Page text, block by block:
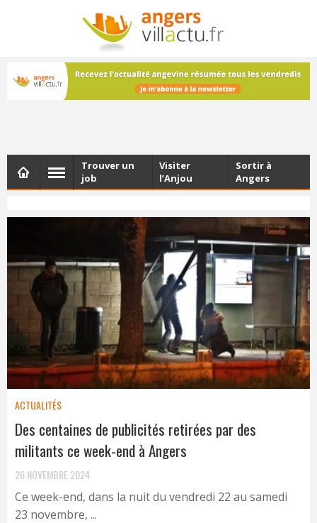
NEWSLETTER
Les dernières actualités d'Angers, chaque vendredi dans
votre boîte e-mail
Trouver un
job
Visiter
l’Anjou
Sortir à
Angers
ACTUALITÉS
Des centaines de publicités retirées par des
militants ce week-end à Angers
26 NOVEMBRE 2024
Ce week-end, dans la nuit du vendredi 22 au samedi
23 novembre, ...